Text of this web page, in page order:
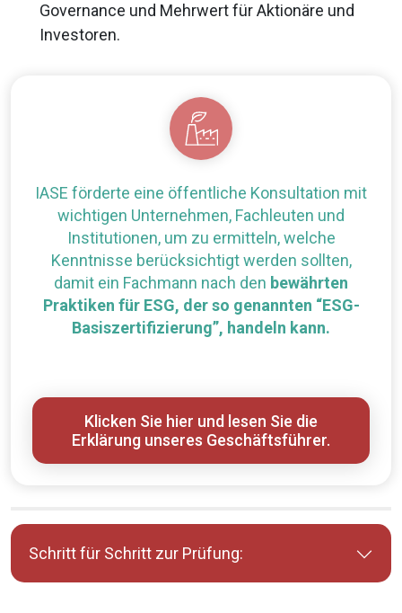
Governance und Mehrwert für Aktionäre und
Investoren.
IASE förderte eine öffentliche Konsultation mit
wichtigen Unternehmen, Fachleuten und
Institutionen, um zu ermitteln, welche
Kenntnisse berücksichtigt werden sollten,
damit ein Fachmann nach den bewährten
Praktiken für ESG, der so genannten “ESG-
Basiszertifizierung”, handeln kann.
Klicken Sie hier und lesen Sie die
Erklärung unseres Geschäftsführer.
Schritt für Schritt zur Prüfung: